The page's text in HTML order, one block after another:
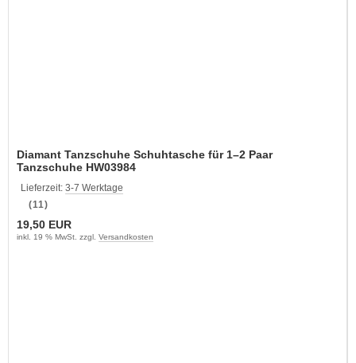
Diamant Tanzschuhe Schuhtasche für 1–2 Paar
Tanzschuhe HW03984
Lieferzeit: 3-7 Werktage
(11)
19,50 EUR
inkl. 19 % MwSt. zzgl. Versandkosten